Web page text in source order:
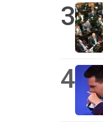
3
4